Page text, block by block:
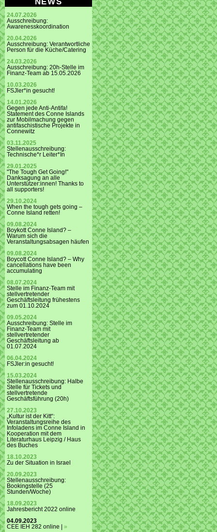
24.07.2026
Ausschreibung:
Awarenesskoordination
20.04.2026
Ausschreibung: Verantwortliche
Person für die Küche/Catering
24.03.2026
Ausschreibung: 20h-Stelle im
Finanz-Team ab 15.05.2026
10.03.2026
FSJler*in gesucht!
14.01.2026
Gegen jede Anti-Antifa!
Statement des Conne Islands
zur Mobilmachung gegen
antifaschistische Projekte in
Connewitz
03.11.2025
Stellenausschreibung:
Technische*r Leiter*In
29.01.2025
"The Tough Get Going!"
Danksagung an alle
Unterstützer:innen! Thanks to
all supporters!
29.10.2024
When the tough gets going –
Conne Island retten!
09.08.2024
Boykott Conne Island? –
Warum sich die
Veranstaltungsabsagen häufen
09.08.2024
Boycott Conne Island? – Why
cancellations have been
accumulating
08.07.2024
Stelle im Finanz-Team mit
stellvertretender
Geschäftsleitung frühestens
zum 01.10.2024
09.05.2024
Ausschreibung: Stelle im
Finanz-Team mit
stellvertretender
Geschäftsleitung ab
01.07.2024
06.04.2024
FSJler:in gesucht!
15.03.2024
Stellenausschreibung: Halbe
Stelle für Tickets und
stellvertretende
Geschäftsführung (20h)
27.10.2023
„Kultur ist der Kitt“:
Veranstaltungsreihe des
Infoladens im Conne Island in
Kooperation mit dem
Literaturhaus Leipzig / Haus
des Buches
18.10.2023
Zu der Situation in Israel
20.09.2023
Stellenausschreibung:
Bookingstelle (25
Stunden/Woche)
18.09.2023
Jahresbericht 2022 online
04.09.2023
CEE IEH 282 online | »